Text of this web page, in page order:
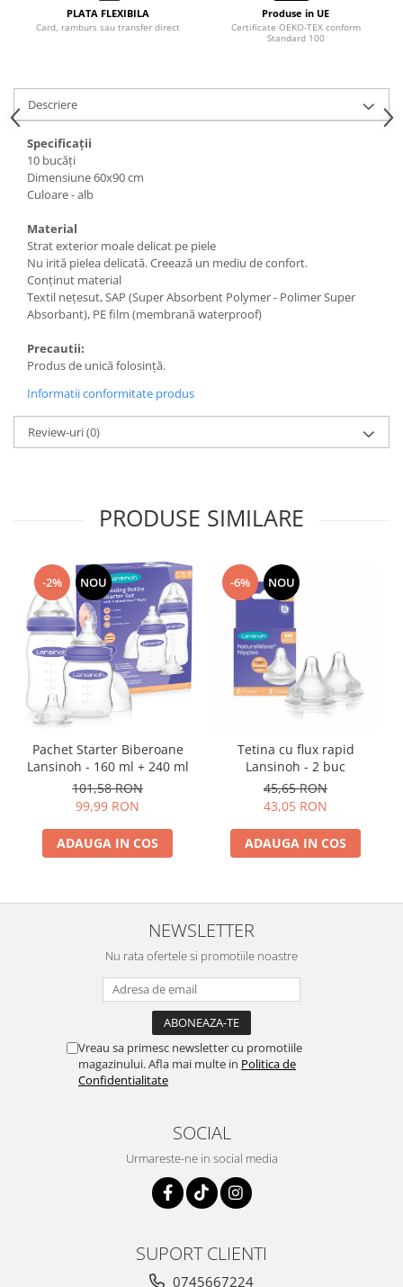
PLATA FLEXIBILA
Card, ramburs sau transfer direct
Produse in UE
Certificate OEKO-TEX conform
Standard 100
Descriere
Specificații
10 bucăți
Dimensiune 60x90 cm
Culoare - alb
Material
Strat exterior moale delicat pe piele
Nu irită pielea delicată. Creează un mediu de confort.
Conținut material
Textil nețesut, SAP (Super Absorbent Polymer - Polimer Super
Absorbant), PE film (membrană waterproof)
Precautii:
Produs de unică folosință.
Informatii conformitate produs
Review-uri(0)
PRODUSE SIMILARE
-2% NOU
Pachet Starter Biberoane
Lansinoh - 160 ml + 240 ml
101,58 RON
99,99 RON
ADAUGA IN COS
-6% NOU
Tetina cu flux rapid
Lansinoh - 2 buc
45,65 RON
43,05 RON
ADAUGA IN COS
NEWSLETTER
Nu rata ofertele si promotiile noastre
Vreau sa primesc newsletter cu promotiile
magazinului. Afla mai multe in Politica de
Confidentialitate
SOCIAL
Urmareste-ne in social media
SUPORT CLIENTI
0745667224